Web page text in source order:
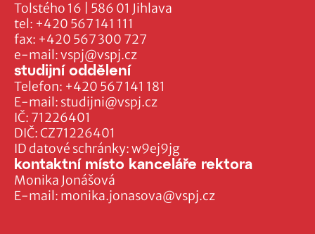
Tolstého 16 | 586 01 Jihlava
tel: +420 567 141 111
fax: +420 567 300 727
e-mail:vspj@vspj.cz
IČ: 71226401
DIČ: CZ71226401
ID datové schránky: w9ej9jg
studijní oddělení
Telefon: +420 567 141 181
E-mail: studijni@vspj.cz
kontaktní místo kanceláře rektora
Monika Jonášová
E-mail: monika.jonasova@vspj.cz